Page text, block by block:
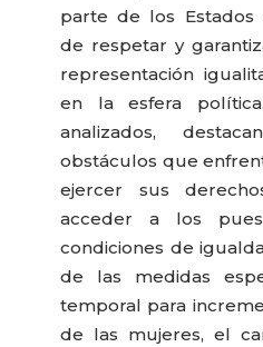
parte de los Estados
de respetar y
representación
en la esfera
analizados,
obstáculos que
ejercer sus
acceder a los
condiciones de
de las medidas
temporal para
de las mujeres, el